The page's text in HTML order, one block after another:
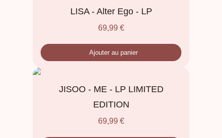
LISA - Alter Ego - LP
69,99 €
Ajouter au panier
JISOO - ME - LP LIMITED
EDITION
69,99 €